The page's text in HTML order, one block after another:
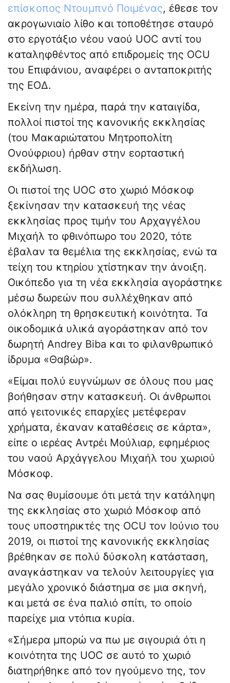
επίσκοπος Ντουμπνό Ποιμένας, έθεσε τον
ακρογωνιαίο λίθο και τοποθέτησε σταυρό
στο εργοτάξιο νέου ναού UOC αντί του
καταληφθέντος από επιδρομείς της OCU
του Επιφάνιου, αναφέρει ο ανταποκριτής
της ΕΟΔ.
Εκείνη την ημέρα, παρά την καταιγίδα,
πολλοί πιστοί της κανονικής εκκλησίας
(του Μακαριώτατου Μητροπολίτη
Ονούφριου) ήρθαν στην εορταστική
εκδήλωση.
Οι πιστοί της UOC στο χωριό Μόσκοφ
ξεκίνησαν την κατασκευή της νέας
εκκλησίας προς τιμήν του Αρχαγγέλου
Μιχαήλ το φθινόπωρο του 2020, τότε
έβαλαν τα θεμέλια της εκκλησίας, ενώ τα
τείχη του κτηρίου χτίστηκαν την άνοιξη.
Οικόπεδο για τη νέα εκκλησία αγοράστηκε
μέσω δωρεών που συλλέχθηκαν από
ολόκληρη τη θρησκευτική κοινότητα. Τα
οικοδομικά υλικά αγοράστηκαν από τον
δωρητή Andrey Biba και το φιλανθρωπικό
ίδρυμα «Θαβώρ».
«Είμαι πολύ ευγνώμων σε όλους που μας
βοήθησαν στην κατασκευή. Οι άνθρωποι
από γειτονικές επαρχίες μετέφεραν
χρήματα, έκαναν καταθέσεις σε κάρτα»,
είπε ο ιερέας Αντρέι Μούλιαρ, εφημέριος
του ναού Αρχάγγελου Μιχαήλ του χωριού
Μόσκοφ.
Να σας θυμίσουμε ότι μετά την κατάληψη
της εκκλησίας στο χωριό Μόσκοφ από
τους υποστηρικτές της OCU τον Ιούνιο του
2019, οι πιστοί της κανονικής εκκλησίας
βρέθηκαν σε πολύ δύσκολη κατάσταση,
αναγκάστηκαν να τελούν λειτουργίες για
μεγάλο χρονικό διάστημα σε μια σκηνή,
και μετά σε ένα παλιό σπίτι, το οποίο
παρείχε μια ντόπια κυρία.
«Σήμερα μπορώ να πω με σιγουριά ότι η
κοινότητα της UOC σε αυτό το χωριό
διατηρήθηκε από τον ηγούμενο της, τον